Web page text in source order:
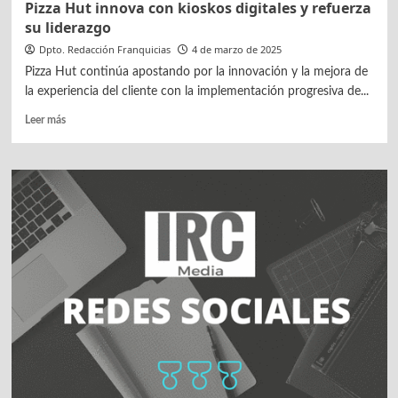
Pizza Hut innova con kioskos digitales y refuerza
su liderazgo
Dpto. Redacción Franquicias 4 de marzo de 2025
Pizza Hut continúa apostando por la innovación y la mejora de
la experiencia del cliente con la implementación progresiva de...
Leer másLeer
Pizza
Hut
innova
con
refuerza
su
liderazgo